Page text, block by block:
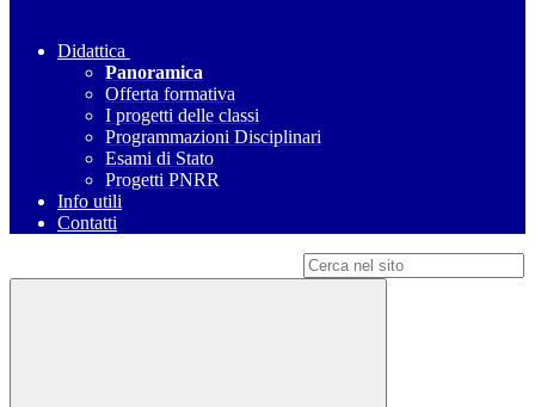
Didattica
Panoramica
Offerta formativa
I progetti delle classi
Programmazioni Disciplinari
Esami di Stato
Progetti PNRR
Info utili
Contatti